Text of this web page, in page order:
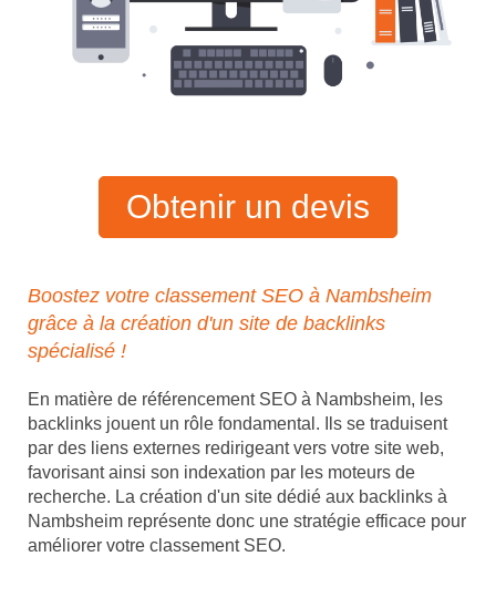
Obtenir un devis
Boostez votre classement SEO à Nambsheim
grâce à la création d'un site de backlinks
spécialisé !
En matière de référencement SEO à Nambsheim, les
backlinks jouent un rôle fondamental. Ils se traduisent
par des liens externes redirigeant vers votre site web,
favorisant ainsi son indexation par les moteurs de
recherche. La création d'un site dédié aux backlinks à
Nambsheim représente donc une stratégie efficace pour
améliorer votre classement SEO.